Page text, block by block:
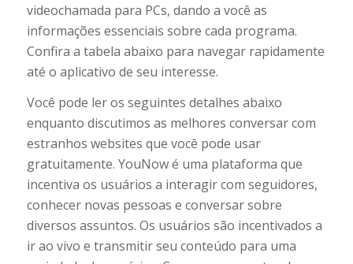
videochamada para PCs, dando a você as
informações essenciais sobre cada programa.
Confira a tabela abaixo para navegar rapidamente
até o aplicativo de seu interesse.
Você pode ler os seguintes detalhes abaixo
enquanto discutimos as melhores conversar com
estranhos websites que você pode usar
gratuitamente. YouNow é uma plataforma que
incentiva os usuários a interagir com seguidores,
conhecer novas pessoas e conversar sobre
diversos assuntos. Os usuários são incentivados a
ir ao vivo e transmitir seu conteúdo para uma